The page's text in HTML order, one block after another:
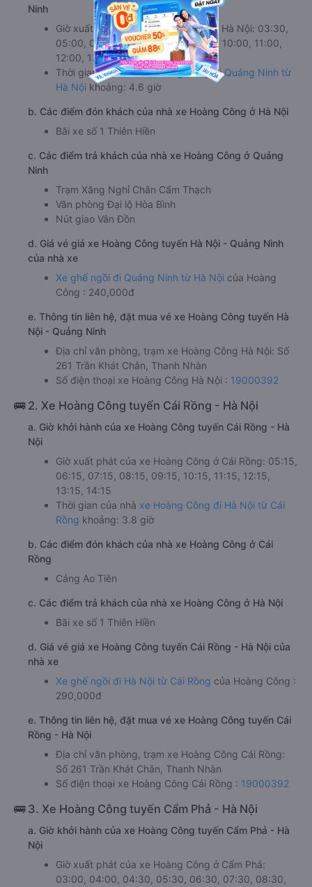
Ninh
Giờ xuất phát của xe Hoàng Công ở Hà Nội: 03:30,
05:00, 06:00, 07:00, 08:00, 09:00, 10:00, 11:00,
12:00, 13:00, 02:45, 06:45
Thời gian của nhàxe Hoàng Công đi Quảng Ninh từ
Hà Nội khoảng: 4.6 giờ
b. Các điểm đón khách của nhà xe Hoàng Công ở Hà Nội
Bãi xe số 1 Thiên Hiền
c. Các điểm trả khách của nhà xe Hoàng Công ở Quảng
Ninh
Trạm Xăng Nghỉ Chân Cẩm Thạch
Văn phòng Đại lộ Hòa Bình
Nút giao Vân Đồn
d. Giá vé giá xe Hoàng Công tuyến Hà Nội - Quảng Ninh
của nhà xe
Xe ghế ngồi đi Quảng Ninh từ Hà Nội của Hoàng
Công : 240,000đ
e. Thông tin liên hệ, đặt mua vé xe Hoàng Công tuyến Hà
Nội - Quảng Ninh
Địa chỉ văn phòng, trạm xe Hoàng Công Hà Nội: Số
261 Trần Khát Chân, Thanh Nhàn
Số điện thoại xe Hoàng Công Hà Nội : 19000392
🚌 2. Xe Hoàng Công tuyến Cái Rồng - Hà Nội
a. Giờ khởi hành của xe Hoàng Công tuyến Cái Rồng - Hà
Nội
Giờ xuất phát của xe Hoàng Công ở Cái Rồng: 05:15,
06:15, 07:15, 08:15, 09:15, 10:15, 11:15, 12:15,
13:15, 14:15
Thời gian của nhà xe Hoàng Công đi Hà Nội từ Cái
Rồng khoảng: 3.8 giờ
b. Các điểm đón khách của nhà xe Hoàng Công ở Cái
Rồng
Cảng Ao Tiên
c. Các điểm trả khách của nhà xe Hoàng Công ở Hà Nội
Bãi xe số 1 Thiên Hiền
d. Giá vé giá xe Hoàng Công tuyến Cái Rồng - Hà Nội của
nhà xe
Xe ghế ngồi đi Hà Nội từ Cái Rồng của Hoàng Công :
290,000đ
e. Thông tin liên hệ, đặt mua vé xe Hoàng Công tuyến Cái
Rồng - Hà Nội
Địa chỉ văn phòng, trạm xe Hoàng Công Cái Rồng:
Số 261 Trần Khát Chân, Thanh Nhàn
Số điện thoại xe Hoàng Công Cái Rồng : 19000392
🚌 3. Xe Hoàng Công tuyến Cẩm Phả - Hà Nội
a. Giờ khởi hành của xe Hoàng Công tuyến Cẩm Phả - Hà
Nội
Giờ xuất phát của xe Hoàng Công ở Cẩm Phả:
03:00, 04:00, 04:30, 05:30, 06:30, 07:30, 08:30,